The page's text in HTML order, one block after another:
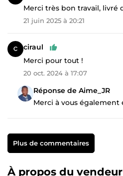
Merci très bon travail, livré
21 juin 2025 à 20:21
ciraul
Merci pour tout !
20 oct. 2024 à 17:07
Réponse de Aime_JR
Merci à vous également
Plus de commentaires
À propos du vendeur